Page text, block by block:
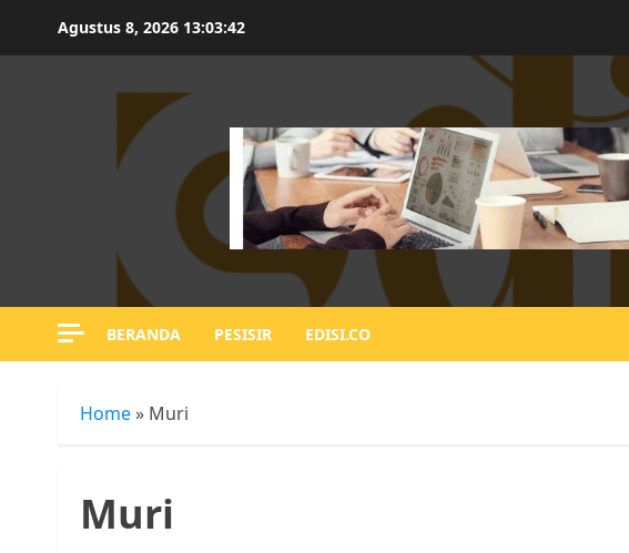
Agustus 8, 2026 13:03:43
BERANDA PESISIR EDISI.CO
Home » Muri
Muri